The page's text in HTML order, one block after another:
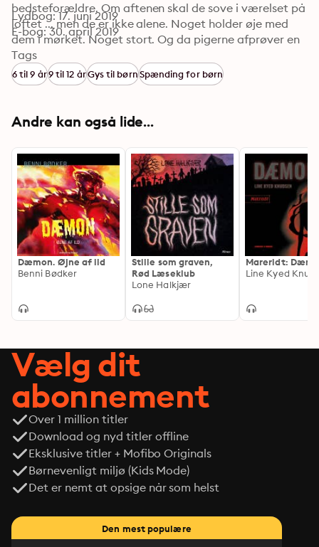
bedsteforældre. Om aftenen skal de sove i værelset på
loftet ... men de er ikke alene. Noget holder øje med
dem i mørket. Noget stort. Og da pigerne afprøver en
gammel spøgelseshistorie, vækker de ondskaben fra
sin dvale. Tæl til 0 ... hvis du tør.
Lydbog: 17. juni 2019
E-bog: 30. april 2019
Tags
6 til 9 år9 til 12 årGys til børnSpænding for børn
Andre kan også lide...
Dæmon. Øjne af ild
Benni Bødker
Stille som graven,
Rød Læseklub
Lone Halkjær
Mareridt:
Line Kyed
Vælg dit
abonnement
Over 1 million titler
Download og nyd titler offline
Eksklusive titler + Mofibo Originals
Børnevenligt miljø (Kids Mode)
Det er nemt at opsige når som helst
Den mest populære